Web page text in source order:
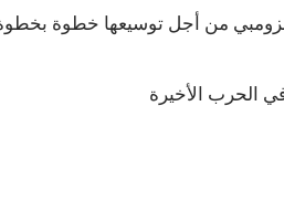
من أجل توسيعها خطوة
الحرب الأخيرة